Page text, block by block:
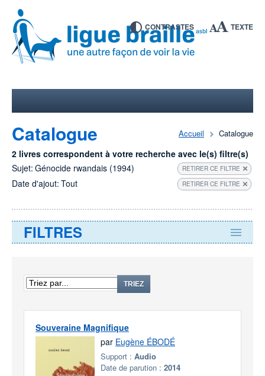
CONTRASTES TEXTE
Accueil Catalogue
Catalogue
2 livres correspondent à votre recherche avec le(s) filtre(s)
Sujet: Génocide rwandais (1994) RETIRER CE FILTRE
Date d'ajout: Tout RETIRER CE FILTRE
FILTRES
TRIEZ
Souveraine Magnifique
par Eugène ÉBODÉ
Support : Audio
Date de parution : 2014